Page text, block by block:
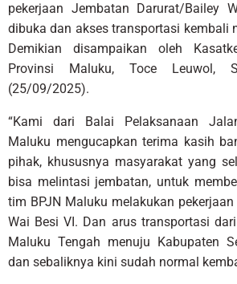
pekerjaan Jembatan Darurat/Bailey
dibuka dan akses transportasi kembali
Demikian disampaikan oleh
Provinsi Maluku, Toce Leuwol,
(25/09/2025).
“Kami dari Balai Pelaksanaan
Maluku mengucapkan terima kasih
pihak, khususnya masyarakat yang
bisa melintasi jembatan, untuk
tim BPJN Maluku melakukan
Wai Besi VI. Dan arus transportasi
Maluku Tengah menuju Kabupaten
dan sebaliknya kini sudah normal